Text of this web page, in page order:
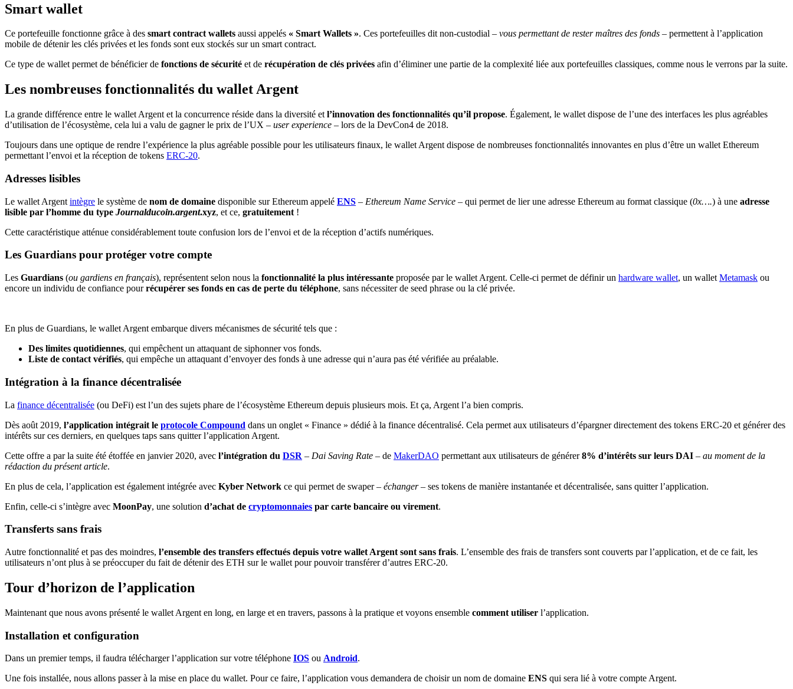
Smart wallet
Ce portefeuille fonctionne grâce à des smart contract wallets aussi appelés « Smart Wallets ». Ces portefeuilles dit non-custodial – vous permettant de rester maîtres des fonds – permettent à l’application
mobile de détenir les clés privées et les fonds sont eux stockés sur un smart contract.
Ce type de wallet permet de bénéficier de fonctions de sécurité et de récupération de clés privées afin d’éliminer une partie de la complexité liée aux portefeuilles classiques, comme nous le verrons par la suite.
Les nombreuses fonctionnalités du wallet Argent
La grande différence entre le wallet Argent et la concurrence réside dans la diversité et l’innovation des fonctionnalités qu’il propose. Également, le wallet dispose de l’une des interfaces les plus agréables
d’utilisation de l’écosystème, cela lui a valu de gagner le prix de l’UX – user experience – lors de la DevCon4 de 2018.
Toujours dans une optique de rendre l’expérience la plus agréable possible pour les utilisateurs finaux, le wallet Argent dispose de nombreuses fonctionnalités innovantes en plus d’être un wallet Ethereum
permettant l’envoi et la réception de tokens ERC-20.
Adresses lisibles
Le wallet Argent intègre le système de nom de domaine disponible sur Ethereum appelé ENS – Ethereum Name Service – qui permet de lier une adresse Ethereum au format classique (0x….) à une adresse
lisible par l’homme du type Journalducoin.argent.xyz, et ce, gratuitement !
Cette caractéristique atténue considérablement toute confusion lors de l’envoi et de la réception d’actifs numériques.
Les Guardians pour protéger votre compte
Les Guardians (ou gardiens en français), représentent selon nous la fonctionnalité la plus intéressante proposée par le wallet Argent. Celle-ci permet de définir un hardware wallet, un wallet Metamask ou
encore un individu de confiance pourrécupérer ses fonds en cas de perte du téléphone, sans nécessiter de seed phrase ou la clé privée.
En plus de Guardians, le wallet Argent embarque divers mécanismes de sécurité tels que :
Des limites quotidiennes, qui empêchent un attaquant de siphonner vos fonds.
Liste de contact vérifiés, qui empêche un attaquant d’envoyer des fonds à une adresse qui n’aura pas été vérifiée au préalable.
Intégration à la finance décentralisée
La finance décentralisée (ou DeFi) est l’un des sujets phare de l’écosystème Ethereum depuis plusieurs mois. Et ça, Argent l’a bien compris.
Dès août 2019, l’application intégrait le protocole Compound dans un onglet « Finance » dédié à la finance décentralisé. Cela permet aux utilisateurs d’épargner directement des tokens ERC-20 et générer des
intérêts sur ces derniers, en quelques taps sans quitter l’application Argent.
Cette offre a par la suite été étoffée en janvier 2020, avec l’intégration du DSR – Dai Saving Rate – de MakerDAO permettant aux utilisateurs de générer8% d’intérêts sur leurs DAI – au moment de la
rédaction du présent article.
En plus de cela, l’application est également intégrée avec Kyber Network ce qui permet de swaper – échanger– ses tokens de manière instantanée et décentralisée, sans quitter l’application.
Enfin, celle-ci s’intègre avec MoonPay, une solution d’achat de cryptomonnaies par carte bancaire ou virement.
Transferts sans frais
Autre fonctionnalité et pas des moindres, l’ensemble des transfers effectués depuis votre wallet Argent sont sans frais. L’ensemble des frais de transfers sont couverts par l’application, et de ce fait, les
utilisateurs n’ont plus à se préoccuper du fait de détenir des ETH sur le wallet pour pouvoir transférer d’autres ERC-20.
Tour d’horizon de l’application
Maintenant que nous avons présenté le wallet Argent en long, en large et en travers, passons à la pratique et voyons ensemble comment utiliser l’application.
Installation et configuration
Dans un premier temps, il faudra télécharger l’application sur votre téléphone IOS ou Android.
Une fois installée, nous allons passer à la mise en place du wallet. Pour ce faire, l’application vous demandera de choisir un nom de domaine ENS qui sera lié à votre compte Argent.